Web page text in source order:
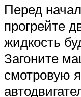
Перед
прогрейте
жидкость
Загоните
смотровую